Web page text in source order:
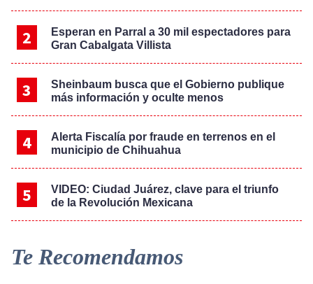
Esperan en Parral a 30 mil espectadores para
Gran Cabalgata Villista
Sheinbaum busca que el Gobierno publique
más información y oculte menos
Alerta Fiscalía por fraude en terrenos en el
municipio de Chihuahua
VIDEO: Ciudad Juárez, clave para el triunfo
de la Revolución Mexicana
Te Recomendamos